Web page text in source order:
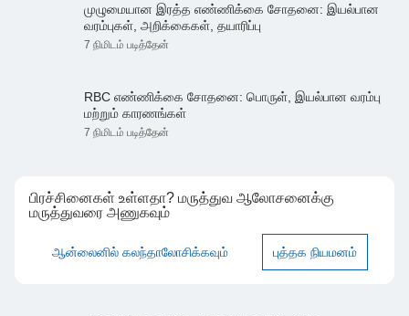
முழுமையான இரத்த எண்ணிக்கை சோதனை: இயல்பான
வரம்புகள், அறிக்கைகள், தயாரிப்பு
7 நிமிடம் படித்தேன்
RBC எண்ணிக்கை சோதனை: பொருள், இயல்பான வரம்பு
மற்றும் காரணங்கள்
7 நிமிடம் படித்தேன்
பிரச்சினைகள் உள்ளதா? மருத்துவ ஆலோசனைக்கு
மருத்துவரை அணுகவும்
ஆன்லைனில் கலந்தாலோசிக்கவும் புத்தக நியமனம்